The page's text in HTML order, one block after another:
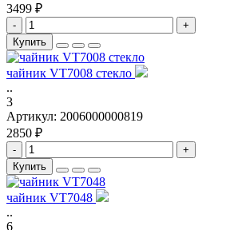
3499 ₽
-
+
Купить
чайник VT7008 стекло
..
3
Артикул: 2006000000819
2850 ₽
-
+
Купить
чайник VT7048
..
6